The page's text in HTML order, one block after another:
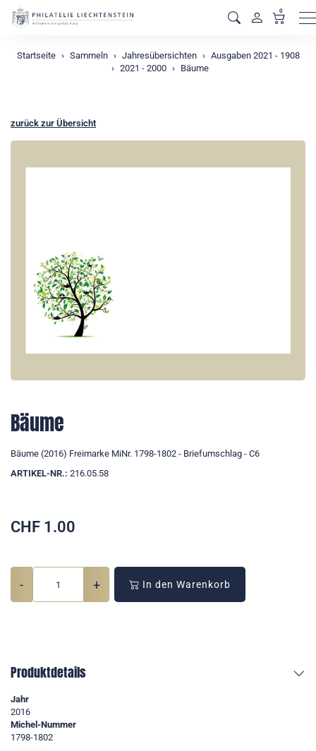
0
Startseite Sammeln Jahresübersichten
Ausgaben 2021 - 1908
2021 - 2000
Bäume
zurück zur Übersicht
Bäume
Bäume (2016) Freimarke MiNr. 1798-1802 - Briefumschlag - C6
ARTIKEL-NR.: 216.05.58
CHF 1.00
- + In den Warenkorb
Produktdetails
Jahr
2016
Michel-Nummer
1798-1802